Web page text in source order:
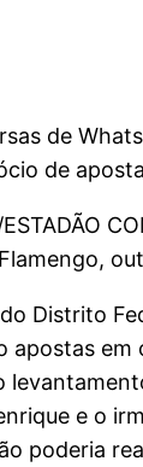
de
de
Distrito
apostas em
e o
poderia